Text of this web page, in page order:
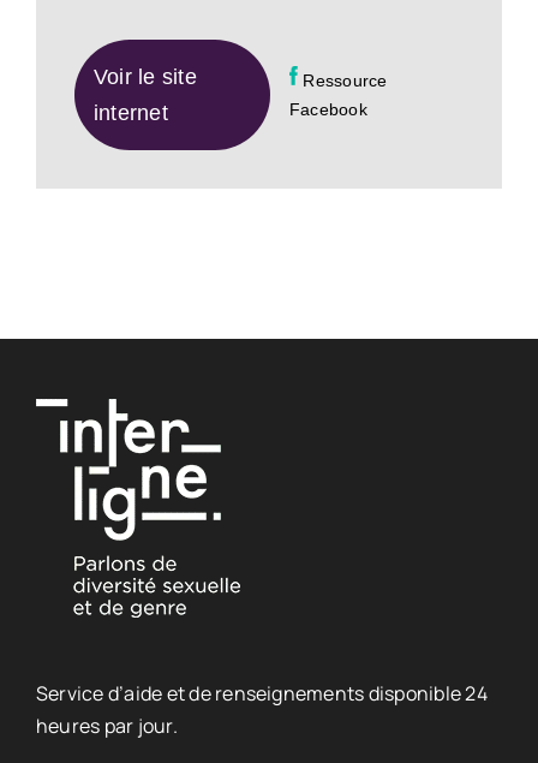
Voir le site
internet
Ressource
Facebook
Service d’aide et de renseignements disponible 24
heures par jour.